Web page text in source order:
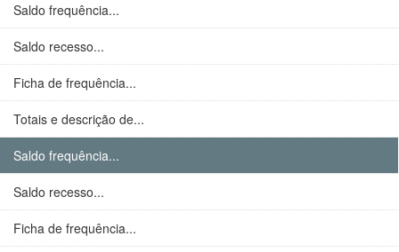
Saldo frequência...
Saldo recesso...
Ficha de frequência...
Totais e descrição de...
Saldo frequência...
Saldo recesso...
Ficha de frequência...